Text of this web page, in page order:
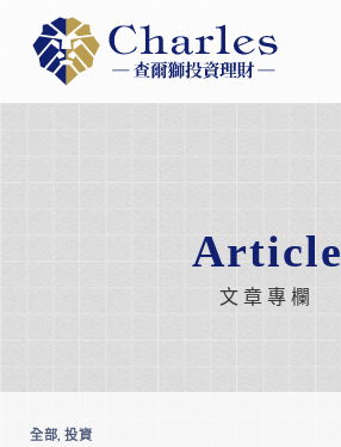
content
Article
文章專欄
全部 ,投資